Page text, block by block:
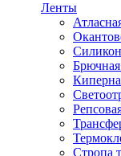
Ленты
Брючная
Стропа